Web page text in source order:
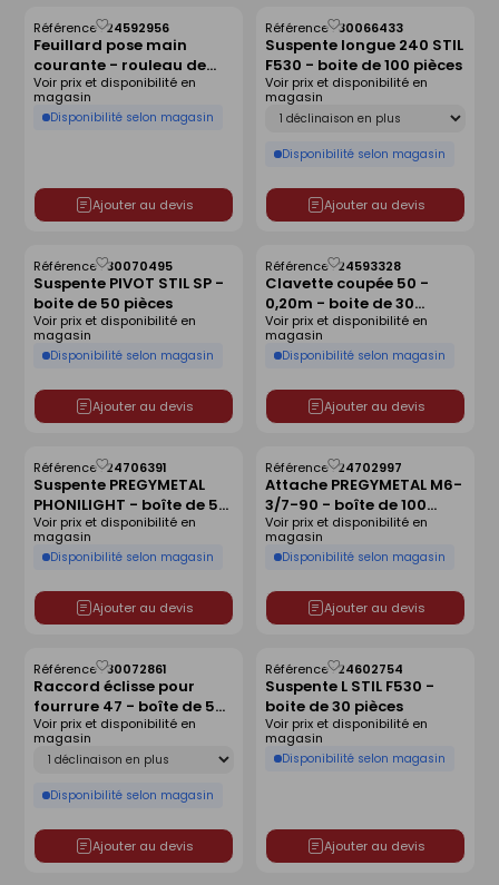
Feuillard pose main
courante - rouleau de
30m
Référence :24592956
Disponibilité selon magasin
Voir prix et disponibilité en
magasin
Ajouter au devis
Enregistrer
comme
liste
Suspente longue 240 STIL
F530 - boite de 100 pièces
Référence :30066433
Déclinaison
Disponibilité selon magasin
Voir prix et disponibilité en
magasin
Ajouter au devis
Enregistrer
comme
liste
Suspente PIVOT STIL SP -
boite de 50 pièces
Référence :30070495
Disponibilité selon magasin
Voir prix et disponibilité en
magasin
Ajouter au devis
Enregistrer
comme
liste
Clavette coupée 50 -
0,20m - boite de 30
pièces
Référence :24593328
Disponibilité selon magasin
Voir prix et disponibilité en
magasin
Ajouter au devis
Enregistrer
comme
liste
Suspente PREGYMETAL
PHONILIGHT - boîte de 50
pièces
Référence :24706391
Disponibilité selon magasin
Voir prix et disponibilité en
magasin
Ajouter au devis
Enregistrer
comme
liste
Attache PREGYMETAL M6-
3/7-90 - boîte de 100
pièces
Référence :24702997
Disponibilité selon magasin
Voir prix et disponibilité en
magasin
Ajouter au devis
Enregistrer
comme
liste
Raccord éclisse pour
fourrure 47 - boîte de 50
pièces
Référence :30072861
Déclinaison
Disponibilité selon magasin
Voir prix et disponibilité en
magasin
Ajouter au devis
Enregistrer
comme
liste
Suspente L STIL F530 -
boite de 30 pièces
Référence :24602754
Disponibilité selon magasin
Voir prix et disponibilité en
magasin
Ajouter au devis
Enregistrer
comme
liste